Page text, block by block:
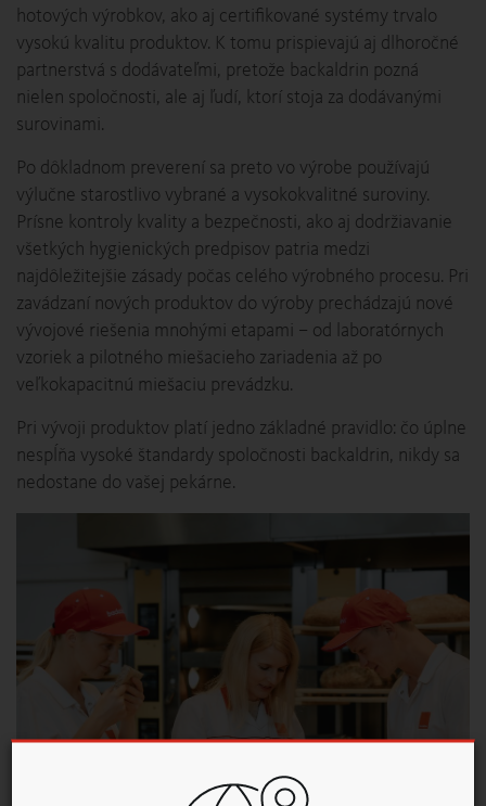
hotových výrobkov, ako aj certifikované systémy trvalo
vysokú kvalitu produktov. K tomu prispievajú aj dlhoročné
partnerstvá s dodávateľmi, pretože backaldrin pozná
nielen spoločnosti, ale aj ľudí, ktorí stoja za dodávanými
surovinami.
Po dôkladnom preverení sa preto vo výrobe používajú
výlučne starostlivo vybrané a vysokokvalitné suroviny.
Prísne kontroly kvality a bezpečnosti, ako aj dodržiavanie
všetkých hygienických predpisov patria medzi
najdôležitejšie zásady počas celého výrobného procesu. Pri
zavádzaní nových produktov do výroby prechádzajú nové
vývojové riešenia mnohými etapami – od laboratórnych
vzoriek a pilotného miešacieho zariadenia až po
veľkokapacitnú miešaciu prevádzku.
Pri vývoji produktov platí jedno základné pravidlo: čo úplne
nespĺňa vysoké štandardy spoločnosti backaldrin, nikdy sa
nedostane do vašej pekárne.